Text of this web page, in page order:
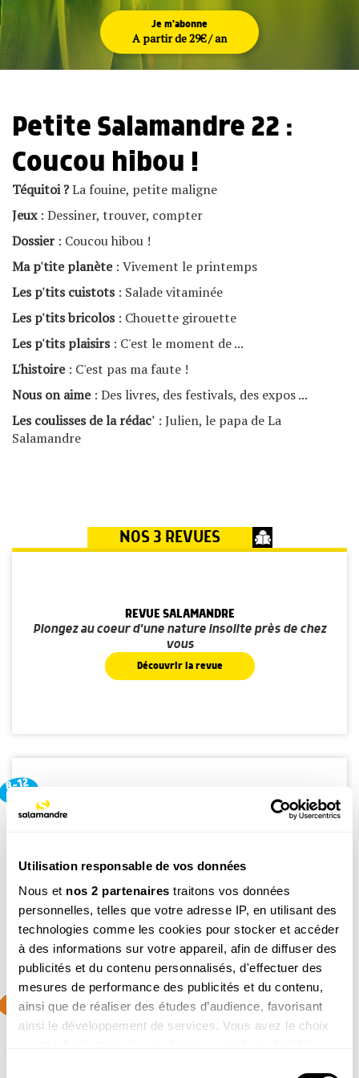
Utilisation responsable de vos données
Nous et nos 2 partenaires traitons vos données
personnelles, telles que votre adresse IP, en utilisant des
technologies comme les cookies pour stocker et accéder
à des informations sur votre appareil, afin de diffuser des
publicités et du contenu personnalisés, d'effectuer des
mesures de performance des publicités et du contenu,
ainsi que de réaliser des études d’audience, favorisant
ainsi le développement de services. Vous avez le choix
Je m'abonne
A partir de 29€ / an
Petite Salamandre 22 :
Coucou hibou !
Téquitoi ?La fouine, petite maligne
Jeux: Dessiner, trouver, compter
Dossier: Coucou hibou !
Ma p'tite planète: Vivement le printemps
Les p'tits cuistots: Salade vitaminée
Les p'tits bricolos: Chouette girouette
Les p'tits plaisirs: C'est le moment de ...
L'histoire: C'est pas ma faute !
Nous on aime: Des livres, des festivals, des expos ...
Les coulisses de la rédac' : Julien, le papa de La
Salamandre
NOS 3 REVUES
REVUE SALAMANDRE
Plongez au coeur d'une nature insolite près de chez
vous
Découvrir la revue
8-12
Découvrir le magazine
ans
PETITE SALAMANDRE (4 - 7 ANS)